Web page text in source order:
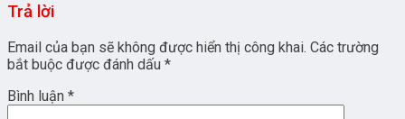
Trả lời
Email của bạn sẽ không được hiển thị công khai. Các trường
bắt buộc được đánh dấu *
Bình luận *